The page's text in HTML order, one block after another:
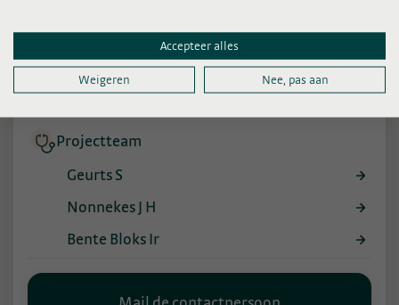
Contactpersoon
Bente Bloks Ir
Projectteam
Geurts S
Nonnekes J H
Bente Bloks Ir
Accepteer alles
Weigeren Nee, pas aan